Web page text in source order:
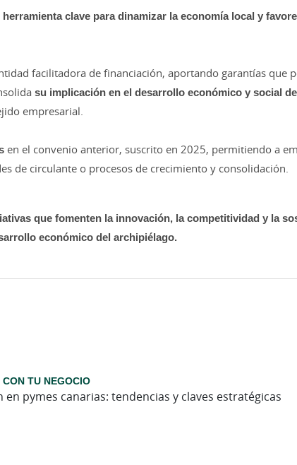
herramienta clave para dinamizar la economía local y
facilitadora de financiación, aportando garantías que
su implicación en el desarrollo económico y social
empresarial.
en el convenio anterior, suscrito en 2025, permitiendo a
de circulante o procesos de crecimiento y consolidación.
que fomenten la innovación, la competitividad y la
económico del archipiélago.
TU NEGOCIO
en pymes canarias: tendencias y claves estratégicas